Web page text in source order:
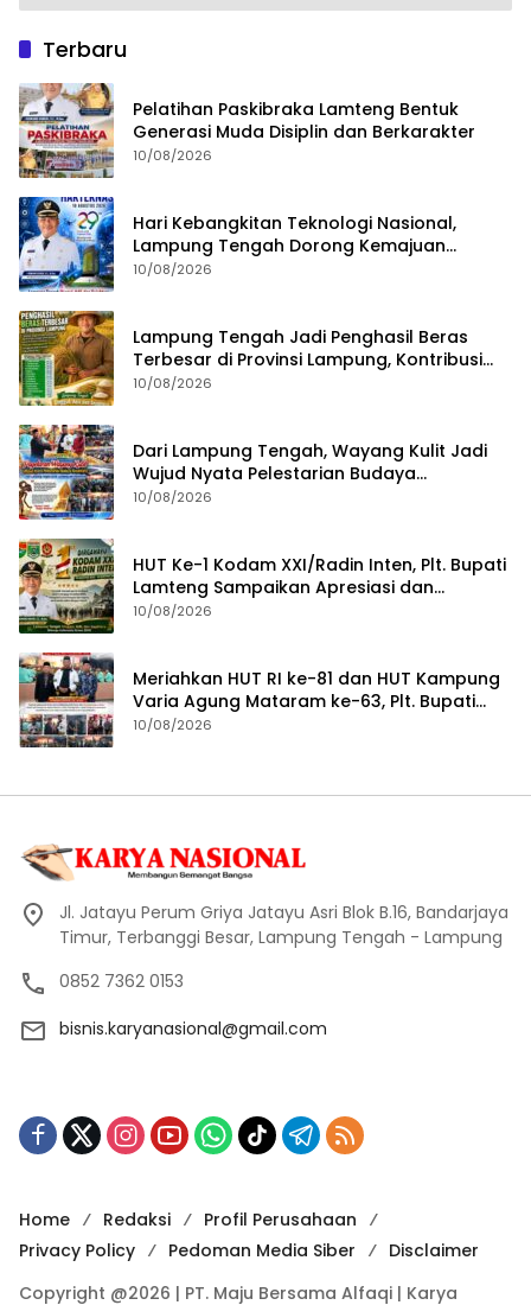
Terbaru
Pelatihan Paskibraka Lamteng Bentuk
Generasi Muda Disiplin dan Berkarakter
10/08/2026
Hari Kebangkitan Teknologi Nasional,
Lampung Tengah Dorong Kemajuan
Berbasis Inovasi
10/08/2026
Lampung Tengah Jadi Penghasil Beras
Terbesar di Provinsi Lampung, Kontribusi
Nyata untuk Swasembada Pangan
10/08/2026
Dari Lampung Tengah, Wayang Kulit Jadi
Wujud Nyata Pelestarian Budaya
Nusantara
10/08/2026
HUT Ke-1 Kodam XXI/Radin Inten, Plt. Bupati
Lamteng Sampaikan Apresiasi dan
Harapan untuk TNI
10/08/2026
Meriahkan HUT RI ke-81 dan HUT Kampung
Varia Agung Mataram ke-63, Plt. Bupati
Lampung Tengah Hadiri Pagelaran Wayang
10/08/2026
Jl. Jatayu Perum Griya Jatayu Asri Blok B.16, Bandarjaya
Timur, Terbanggi Besar, Lampung Tengah - Lampung
0852 7362 0153
bisnis.karyanasional@gmail.com
Home Redaksi
Profil Perusahaan
Privacy Policy
Pedoman Media Siber
Disclaimer
Copyright @2026 | PT. Maju Bersama Alfaqi | Karya